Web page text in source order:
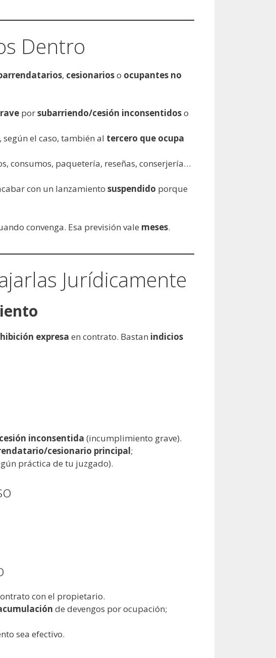
Dentro
, cesionarioso ocupantes no
porsubarriendo/cesión inconsentidoso
según el caso, también al tercero que ocupa
consumos, paquetería, reseñas, conserjería…
con un lanzamiento suspendido porque
convenga. Esa previsión vale meses.
Jurídicamente
expresa en contrato. Bastan indicios
inconsentida (incumplimiento grave).
cesionario principal;
práctica de tu juzgado).
con el propietario.
de devengos por ocupación;
sea efectivo.